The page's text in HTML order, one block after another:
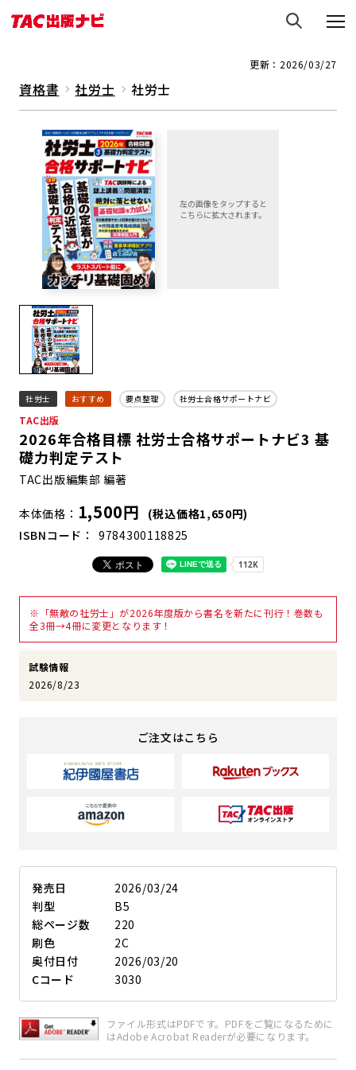
更新：2026/03/27
資格書 社労士 社労士
社労士 おすすめ 要点整理 社労士合格サポートナビ
TAC出版
2026年合格目標 社労士合格サポートナビ3 基
礎力判定テスト
TAC出版編集部 編著
本体価格 1,500円
(税込価格1,650円)
ISBNコード
9784300118825
※「無敵の社労士」が2026年度版から書名を新たに刊行！巻数も
全3冊→4冊に変更となります！
試験情報
2026/8/23
ご注文はこちら
発売日
2026/03/24
判型
B5
総ページ数
220
刷色
2C
奥付日付
2026/03/20
Cコード
3030
ファイル形式はPDFです。PDFをご覧になるために
はAdobe Acrobat Readerが必要になります。